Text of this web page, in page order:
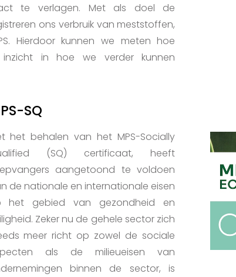
te verlagen. Met als doel de
ons verbruik van meststoffen,
Hierdoor kunnen we meten hoe
in hoe we verder kunnen
SQ
het behalen van het MPS-Socially
(SQ) certificaat, heeft
aangetoond te voldoen
de nationale en internationale eisen
het gebied van gezondheid en
Zeker nu de gehele sector zich
meer richt op zowel de sociale
als de milieueisen van
binnen de sector, is